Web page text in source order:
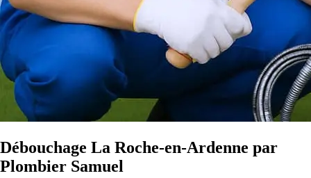
Débouchage La Roche-en-Ardenne par
Plombier Samuel